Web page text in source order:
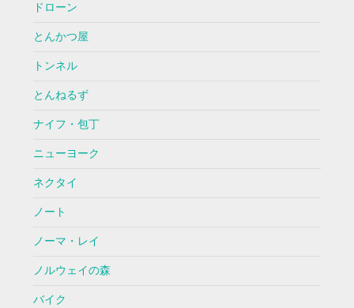
ドローン
とんかつ屋
トンネル
とんねるず
ナイフ・包丁
ニューヨーク
ネクタイ
ノート
ノーマ・レイ
ノルウェイの森
バイク